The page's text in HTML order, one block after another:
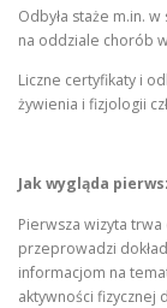
Odbyła staże m.in.
na oddziale chorób
Liczne certyfikaty i
żywienia i fizjologii
Jak wygląda
Pierwsza wizyta
przeprowadzi
informacjom na
aktywności